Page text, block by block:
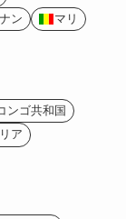
ン
マリ
ンゴ共和国
ア